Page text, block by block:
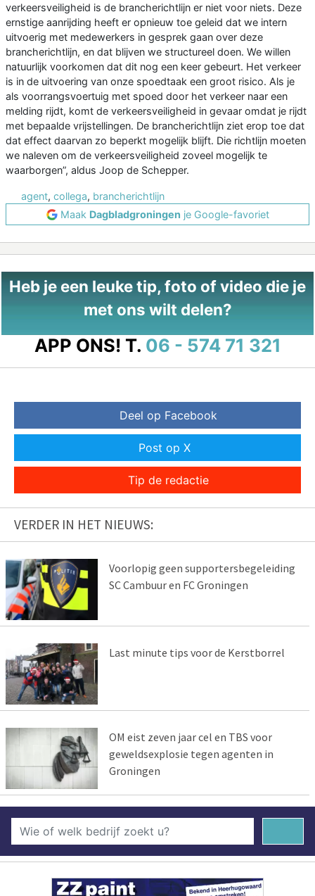
verkeersveiligheid is de brancherichtlijn er niet voor niets. Deze
ernstige aanrijding heeft er opnieuw toe geleid dat we intern
uitvoerig met medewerkers in gesprek gaan over deze
brancherichtlijn, en dat blijven we structureel doen. We willen
natuurlijk voorkomen dat dit nog een keer gebeurt. Het verkeer
is in de uitvoering van onze spoedtaak een groot risico. Als je
als voorrangsvoertuig met spoed door het verkeer naar een
melding rijdt, komt de verkeersveiligheid in gevaar omdat je rijdt
met bepaalde vrijstellingen. De brancherichtlijn ziet erop toe dat
dat effect daarvan zo beperkt mogelijk blijft. Die richtlijn moeten
we naleven om de verkeersveiligheid zoveel mogelijk te
waarborgen”, aldus Joop de Schepper.
agent, collega, brancherichtlijn
Maak Dagbladgroningen je Google-favoriet
Heb je een leuke tip, foto of video die je
met ons wilt delen?
APP ONS! T. 06 - 574 71 321
Deel op Facebook
Post op X
Tip de redactie
VERDER IN HET NIEUWS:
Voorlopig geen supportersbegeleiding
SC Cambuur en FC Groningen
Last minute tips voor de Kerstborrel
OM eist zeven jaar cel en TBS voor
geweldsexplosie tegen agenten in
Groningen